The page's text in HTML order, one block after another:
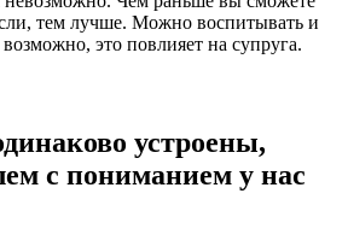
тем лучше. Можно воспитывать и
это повлияет на супруга.
устроены,
с пониманием у нас